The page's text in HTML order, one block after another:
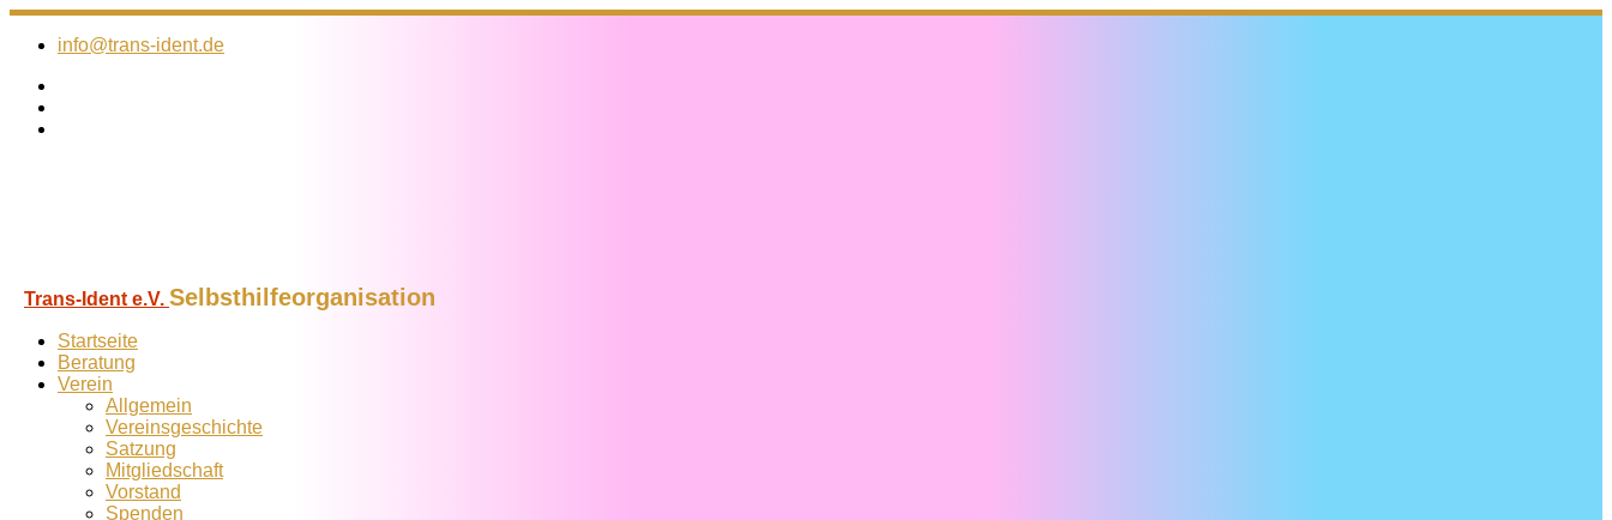
Zum
Inhalt
info@trans-ident.de
Trans-Ident e.V. Selbsthilfeorganisation
Startseite
Beratung
Verein
Allgemein
Vereins­geschichte
Satzung
Mitglied­schaft
Vorstand
Spenden